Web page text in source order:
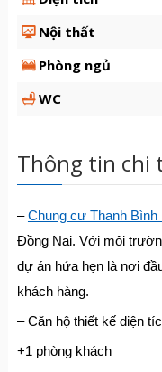
Nội thất
Phòng ngủ
WC
Thông tin chi
–Chung cư Thanh Bình
Đồng Nai. Với môi
dự án hứa hẹn là nơi
khách hàng.
– Căn hộ thiết kế diện
+1 phòng khách